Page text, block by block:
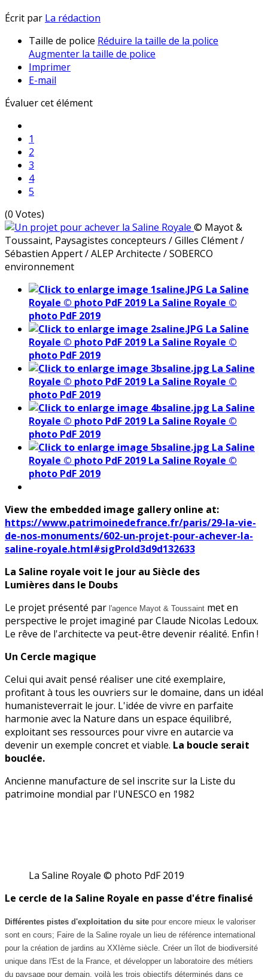
Écrit par La rédaction
Taille de police Réduire la taille de la police
Augmenter la taille de police
Imprimer
E-mail
Évaluer cet élément
1
2
3
4
5
(0 Votes)
© Mayot &
Toussaint, Paysagistes concepteurs / Gilles Clément /
Sébastien Appert / ALEP Architecte / SOBERCO
environnement
La Saline
Royale © photo PdF 2019 La Saline Royale ©
photo PdF 2019
La Saline
Royale © photo PdF 2019 La Saline Royale ©
photo PdF 2019
La Saline
Royale © photo PdF 2019 La Saline Royale ©
photo PdF 2019
La Saline
Royale © photo PdF 2019 La Saline Royale ©
photo PdF 2019
La Saline
Royale © photo PdF 2019 La Saline Royale ©
photo PdF 2019
View the embedded image gallery online at:
https://www.patrimoinedefrance.fr/paris/29-la-vie-
de-nos-monuments/602-un-projet-pour-achever-la-
saline-royale.html#sigProId3d9d132633
La Saline royale voit le jour au Siècle des
Lumières dans le Doubs
Le projet présenté par l'agence Mayot & Toussaint met en
perspective le projet imaginé par Claude Nicolas Ledoux.
Le rêve de l'architecte va peut-être devenir réalité. Enfin !
Un Cercle magique
Celui qui avait pensé réaliser une cité exemplaire,
profitant à tous les ouvriers sur le domaine, dans un idéal
humanisteverrait le jour. L'idée de vivre en parfaite
harmonie avec la Nature dans un espace équilibré,
exploitant ses ressources pour vivre en autarcie va
devenir un exemple concret et viable. La boucle serait
bouclée.
Ancienne manufacture de sel inscrite sur la Liste du
patrimoine mondial par l'UNESCO en 1982
La Saline Royale © photo PdF 2019
Le cercle de la Saline Royale en passe d'étre finalisé
Différentes pistes d'exploitation du site pour encore mieux le valoriser
sont en cours; Faire de la Saline royale un lieu de référence international
pour la création de jardins au XXIème siècle. Créer un îlot de biodiversité
unique dans l'Est de la France, et développer un laboratoire des métiers
du paysage pour demain, voilà les trois objectifs déterminés dans ce